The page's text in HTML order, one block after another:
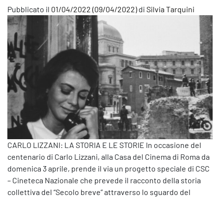
Pubblicato il 01/04/2022 (09/04/2022)di Silvia Tarquini
CARLO LIZZANI: LA STORIA E LE STORIE In occasione del
centenario di Carlo Lizzani, alla Casa del Cinema di Roma da
domenica 3 aprile, prende il via un progetto speciale di CSC
– Cineteca Nazionale che prevede il racconto della storia
collettiva del “Secolo breve” attraverso lo sguardo del